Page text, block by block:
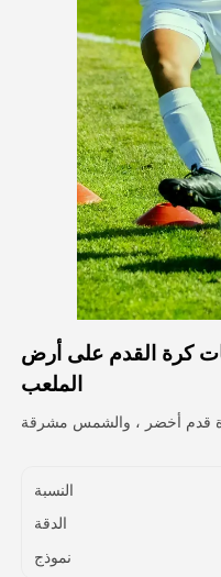
فيديو الصورة الرمزية
فيديو AI
منظمة العفو الدولية
أدوات أخرى
الاستعراض
التسعير
كرة القدم على أرض
الملعب
النسبة
الدقة
نموذج